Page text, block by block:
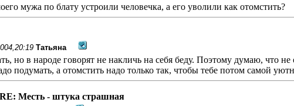
мужа по блату устроили человечка, а его уволили как отомстить?
Татьяна
но в народе говорят не накличь на себя беду. Поэтому думаю, что
подумать, а отомстить надо только так, чтобы тебе потом самой
Месть - штука страшная